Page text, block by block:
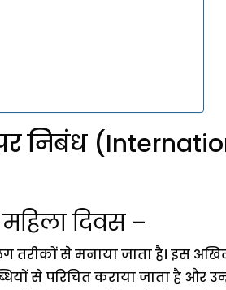
पर निबंध
दिवस –
से मनाया जाता है। इस
से परिचित कराया जाता है और